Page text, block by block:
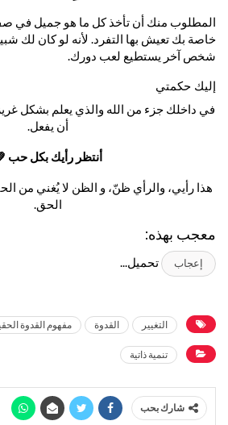
المطلوب منك أن تأخذ كل ما هو جميل في
خاصة بك تعيش بها التفرد. لأنه لو كان لك
شخص آخر يستطيع لعب دورك.
إليك حكمتي
في داخلك جزء من الله والذي يعلم بشكل
أن يفعل.
أنتظر رأيك بكل حب
هذا رأيي، والرأي ظنّ، و الظن لا يُغني من
الحق.
معجب بهذه:
إعجاب تحميل...
التغيير القدوة مفهوم القدوة
تنمية ذاتية
شارك بحب